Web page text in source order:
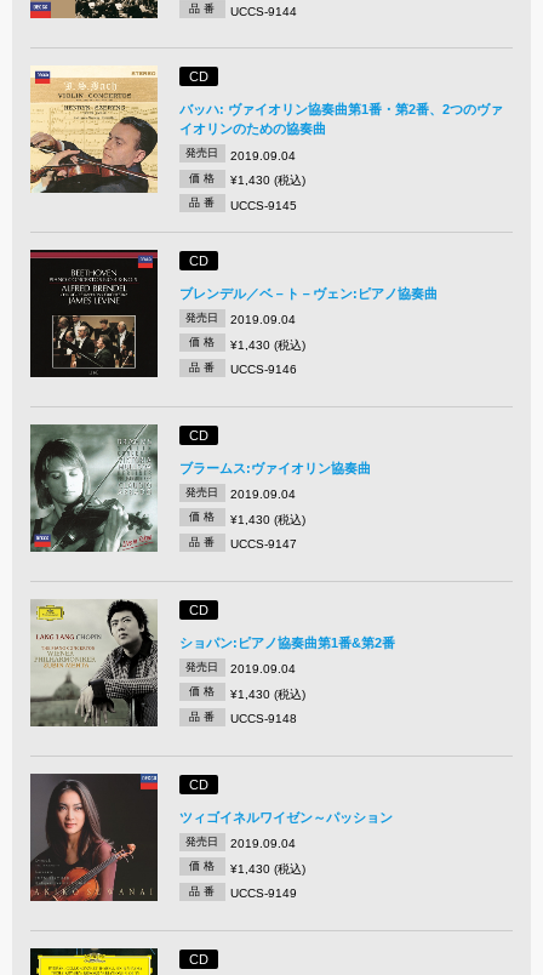
品 番 UCCS-9144
CD
バッハ: ヴァイオリン協奏曲第1番・第2番、2つのヴァ
イオリンのための協奏曲
発売日 2019.09.04
価 格 ¥1,430 (税込)
品 番 UCCS-9145
CD
ブレンデル／ベ－ト－ヴェン:ピアノ協奏曲
発売日 2019.09.04
価 格 ¥1,430 (税込)
品 番 UCCS-9146
CD
ブラームス:ヴァイオリン協奏曲
発売日 2019.09.04
価 格 ¥1,430 (税込)
品 番 UCCS-9147
CD
ショパン:ピアノ協奏曲第1番&第2番
発売日 2019.09.04
価 格 ¥1,430 (税込)
品 番 UCCS-9148
CD
ツィゴイネルワイゼン～パッション
発売日 2019.09.04
価 格 ¥1,430 (税込)
品 番 UCCS-9149
CD